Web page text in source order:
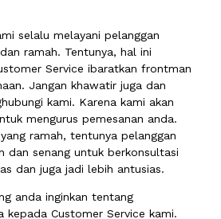
selalu melayani pelanggan
ramah. Tentunya, hal ini
Service ibaratkan frontman
Jangan khawatir juga dan
kami. Karena kami akan
mengurus pemesanan anda.
ramah, tentunya pelanggan
dan senang untuk berkonsultasi
dan juga jadi lebih antusias.
anda inginkan tentang
kepada Customer Service kami.